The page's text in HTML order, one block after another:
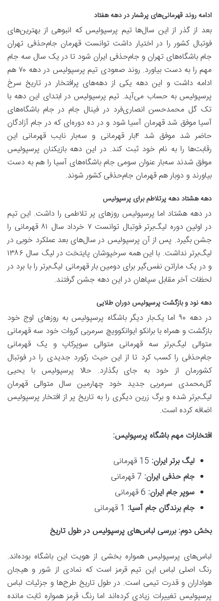
ادامه روند قهرمانی‌های پرشمار در دهه هفتاد
بعد از گذر از این سال‌ها تیم پرسپولیس که انبوهی از بهترین‌های
فوتبال کشور را در اختیار داشت توانست قهرمان جام‌حذفی تهران
جام باشگاه‌های تهران و جام‌حذفی ایران شود تا در یک سال سه جام
مهم را به دست بیاورد. روند صعودی تیم پرسپولیس در دهه ۷۰ هم
ادامه داشت و این دهه یکی از دهه‌های پرافتخار در تاریخ سرخ
پرسپولیس به حساب می‌آید. تیم پرسپولیس در ابتدای این دهه با
تک گل محمدحسن انصاری‌فرد در فینال جام در جام باشگاه‌های
آسیا موفق شد قهرمان آسیا شود و در ده دوره‌ای که در جام آزادگان
حاضر شد موفق شد ۴بار قهرمانی و سه‌بار نایب قهرمانی این
رقابت‌ها را به نام خود ثبت کند. در این دهه بازیکنان پرسپولیس
موفق شدند سه‌بار عنوان سومی جام باشگاه‌های آسیا را هم به دست
بیاورند و دوبار هم قهرمان جام‌حذفی کشور شوند.
دهه هشتاد دهه پرتلاطم برای پرسپولیس
در دهه هشتاد اما پرسپولیس روزهای پر تلاطمی را داشت. این تیم
در اولین دوره لیگ‌برتر فوتبال توانست ۷ خرداد سال ۸۱ قهرمانی را
جشن بگیرد. پس از آن پرسپولیس در سال‌های بعد عملکرد خوبی در
لیگ‌برتر نداشت. با این همه سرخپوشان پایتخت در لیگ سال ۱۳۸۶
و در یک ماراتن نفس‌گیر برای دومین بار قهرمانی لیگ‌برتر را با برد در
لحظات آخر مقابل سپاهان در این دهه جشن گرفتند.
دهه نود و بازگشت پرسپولیس دوران طلایی
در دهه ۹۰ اما یک‌بار دیگر باشگاه پرسپولیس به روزهای اوج خود
بازگشت و همراه با برانکو ایوانکوویچ سرمربی کروات خود سه قهرمانی
متوالی لیگ‌برتر سه قهرمانی متوالی سوپرکاپ و یک قهرمانی
جام‌حذفی را کسب کرد تا از این حیث رکورد جدیدی را در فوتبال
کشورمان از خود به جای بگذارد. حالا پرسپولیس با یحیی
گل‌محمدی سرمربی جدید خود چهارمین سال متوالی قهرمان
لیگ‌برتر شده و برگ زرین دیگری را به تاریخ پر از افتخار پرسپولیس
اضافه کرده است.
افتخارات مهم باشگاه پرسپولیس:
لیگ برتر ایران: 15 قهرمانی
جام حذفی ایران: 7 قهرمانی
سوپر جام ایران: 6 قهرمانی
جام برندگان جام آسیا: 1 قهرمانی
بخش دوم: بررسی لباس‌های پرسپولیس در طول تاریخ
لباس‌های پرسپولیس همواره بخشی از هویت این باشگاه بوده‌اند.
رنگ اصلی لباس این تیم قرمز است که نمادی از شور و هیجان
هواداران و قدرت تیمی است. در طول تاریخ طرح‌ها و جزئیات لباس
پرسپولیس تغییرات زیادی کرده‌اند اما رنگ قرمز همواره ثابت مانده